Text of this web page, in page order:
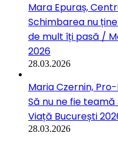
Mara Epuraș,
Schimbarea nu
de mult îți pasă /
2026
28.03.2026
Maria Czernin,
Să nu ne fie
Viață București
28.03.2026